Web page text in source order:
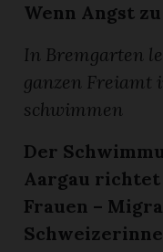
Wenn Angst
In Bremgarten
ganzen Freiamt
schwimmen
Der
Aargau richtet
Frauen –